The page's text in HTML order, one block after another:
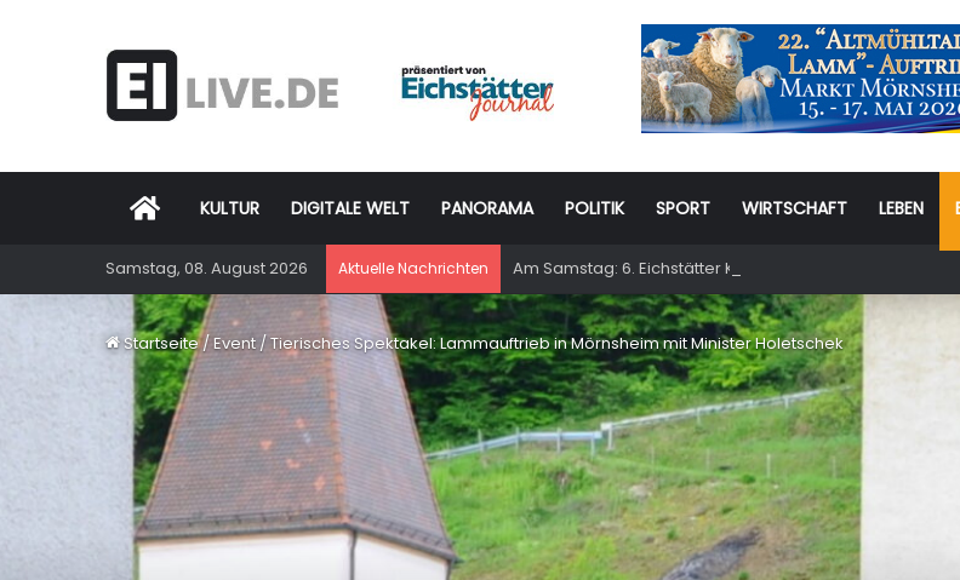
Startseite
KULTUR DIGITALE WELT PANORAMA POLITIK SPORT WIRTSCHAFT LEBEN
Samstag, 08. August 2026 Aktuelle Nachrichten Am Samstag: 6. Eichstätter Kinder- und Jugendtag – für
Startseite/Event /Tierisches Spektakel: Lammauftrieb in Mörnsheim mit Minister Holetschek